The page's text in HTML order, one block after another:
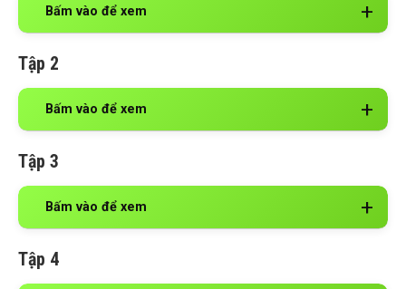
Bấm vào để xem
Tập 2
Bấm vào để xem
Tập 3
Bấm vào để xem
Tập 4